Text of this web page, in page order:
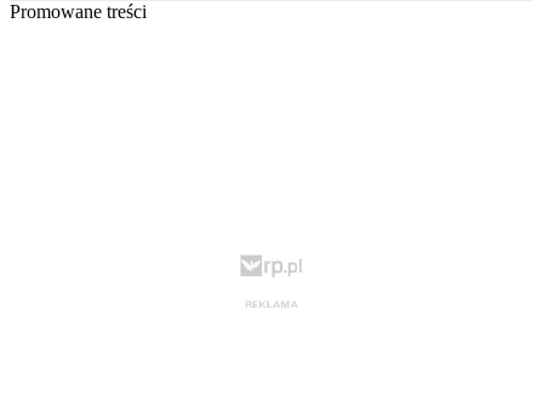
Promowane treści